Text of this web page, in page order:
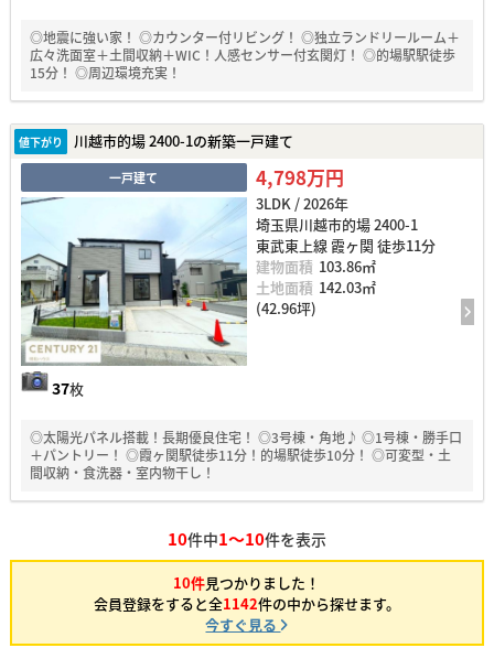
◎地震に強い家！ ◎カウンター付リビング！ ◎独立ランドリールーム＋
広々洗面室＋土間収納＋WIC！人感センサー付玄関灯！ ◎的場駅駅徒歩
15分！ ◎周辺環境充実！
値下がり 川越市的場 2400-1の新築一戸建て
一戸建て
37枚
4,798万円
3LDK / 2026年
埼玉県川越市的場 2400-1
東武東上線 霞ヶ関 徒歩11分
建物面積 103.86㎡
土地面積 142.03㎡
(42.96坪)
◎太陽光パネル搭載！長期優良住宅！ ◎3号棟・角地♪ ◎1号棟・勝手口
＋パントリー！ ◎霞ヶ関駅徒歩11分！的場駅徒歩10分！ ◎可変型・土
間収納・食洗器・室内物干し！
10件中1～10件を表示
10件見つかりました！
会員登録をすると全1142件の中から探せます。
今すぐ見る